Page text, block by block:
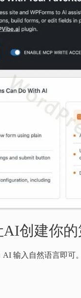
AI创建你
输入自然语言即可。